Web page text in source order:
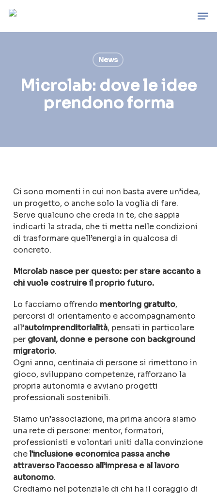
main
News
Microlab: dove le idee
prendono forma
Ci sono momenti in cui non basta avere un’idea,
un progetto, o anchesolo la voglia di fare.
Serve qualcuno che creda in te, chesappia
indicarti la strada, cheti metta nelle condizioni
di trasformare quell’energia in qualcosa di
concreto.
Microlab nasce per questo: perstare accanto a
chivuole costruireil propriofuturo.
Lo facciamo offrendo mentoring gratuito,
percorsi di orientamento e accompagnamento
all’autoimprenditorialità, pensati in particolare
per giovani, donne e persone con background
migratorio.
Ogni anno, centinaia di personesi rimettono in
gioco, sviluppano competenze, rafforzano la
propria autonomia e avviano progetti
professionali sostenibili.
Siamo un’associazione, ma prima ancora siamo
una rete di persone: mentor, formatori,
professionisti evolontari uniti dalla convinzione
chel’inclusione economica passa anche
attraversol’accesso all’impresa e allavoro
autonomo.
Crediamo nel potenziale di chi ha il coraggio di